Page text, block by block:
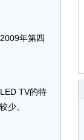
年第四
TV的特
少。